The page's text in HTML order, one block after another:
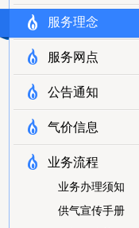
服务理念
服务网点
公告通知
气价信息
业务流程
业务办理须知
供气宣传手册